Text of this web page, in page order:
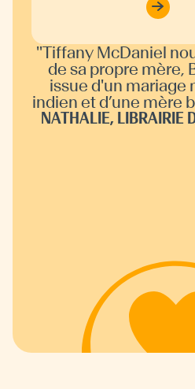
"Tiffany McDaniel
de sa propre mère,
issue d'un mariage
indien et d’une mère
sixième de huit
et parfois terrible.
Cherokee qui
passages
magie et nous
vision du monde
hommes, la mort, la
NATHALIE, LIBRAIRIE